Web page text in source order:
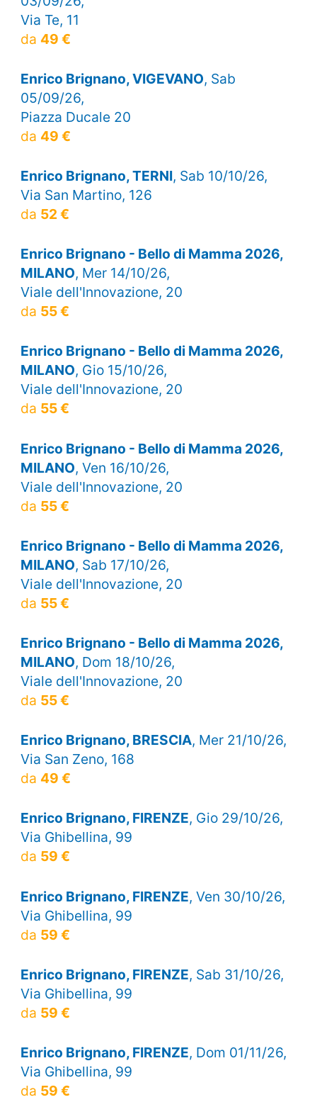
Via Te, 11
da 49 €
Enrico Brignano, VIGEVANO, Sab
05/09/26,
Piazza Ducale 20
da 49 €
Enrico Brignano, TERNI, Sab 10/10/26,
Via San Martino, 126
da 52 €
Enrico Brignano - Bello di Mamma 2026,
MILANO, Mer 14/10/26,
Viale dell'Innovazione, 20
da 55 €
Enrico Brignano - Bello di Mamma 2026,
MILANO, Gio 15/10/26,
Viale dell'Innovazione, 20
da 55 €
Enrico Brignano - Bello di Mamma 2026,
MILANO, Ven 16/10/26,
Viale dell'Innovazione, 20
da 55 €
Enrico Brignano - Bello di Mamma 2026,
MILANO, Sab 17/10/26,
Viale dell'Innovazione, 20
da 55 €
Enrico Brignano - Bello di Mamma 2026,
MILANO, Dom 18/10/26,
Viale dell'Innovazione, 20
da 55 €
Enrico Brignano, BRESCIA, Mer 21/10/26,
Via San Zeno, 168
da 49 €
Enrico Brignano, FIRENZE, Gio 29/10/26,
Via Ghibellina, 99
da 59 €
Enrico Brignano, FIRENZE, Ven 30/10/26,
Via Ghibellina, 99
da 59 €
Enrico Brignano, FIRENZE, Sab 31/10/26,
Via Ghibellina, 99
da 59 €
Enrico Brignano, FIRENZE, Dom 01/11/26,
Via Ghibellina, 99
da 59 €